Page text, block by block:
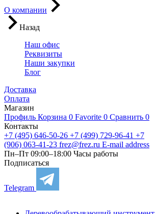
О компании
Назад
Наш офис
Реквизиты
Наши закупки
Блог
Доставка
Оплата
Магазин
Профиль Корзина 0 Favorite 0 Сравнить 0
Контакты
+7 (495) 646-50-26 +7 (499) 729-96-41 +7
(906) 063-41-23 frez@frez.ru E-mail address
Пн–Пт 09:00–18:00 Часы работы
Подписаться
Telegram